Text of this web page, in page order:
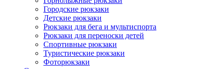
Городские рюкзаки
Детские рюкзаки
Рюкзаки для бега и мультиспорта
Рюкзаки для переноски детей
Спортивные рюкзаки
Туристические рюкзаки
Фоторюкзаки